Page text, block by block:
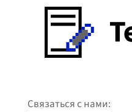
Связаться с нами: